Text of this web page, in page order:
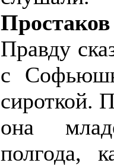
Простаков
Правду
с
сироткой.
она
полгода,